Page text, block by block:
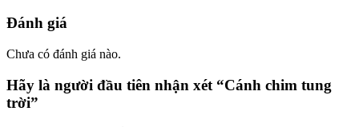
Đánh giá
Chưa có đánh giá nào.
Hãy là người đầu tiên nhận xét “Cánh chim tung
trời”